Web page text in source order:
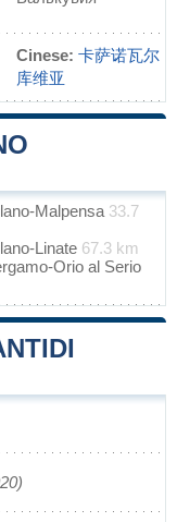
Cinese: 卡萨诺瓦尔
库维亚
Malpensa 33.7
Linate 67.3 km
Orio al Serio